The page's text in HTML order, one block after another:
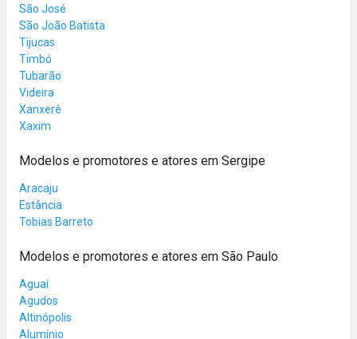
São José
São João Batista
Tijucas
Timbó
Tubarão
Videira
Xanxerê
Xaxim
Modelos e promotores e atores em Sergipe
Aracaju
Estância
Tobias Barreto
Modelos e promotores e atores em São Paulo
Aguaí
Agudos
Altinópolis
Alumínio